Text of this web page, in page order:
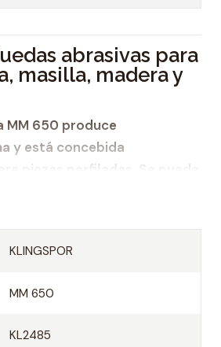
abrasivas para
masilla, madera y
MM 650 produce
y está concebida
piezas perfiladas
. Se puede
KLINGSPOR
MM 650
KL2485